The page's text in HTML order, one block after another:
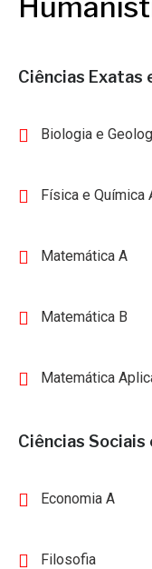
Ciências Exatas
Biologia e
Física e Química
Matemática A
Matemática B
Matemática
Ciências Sociais
Economia A
Filosofia